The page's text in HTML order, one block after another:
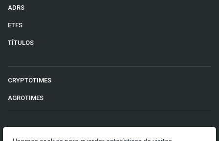
ADRS
ETFS
TÍTULOS
CRYPTOTIMES
AGROTIMES